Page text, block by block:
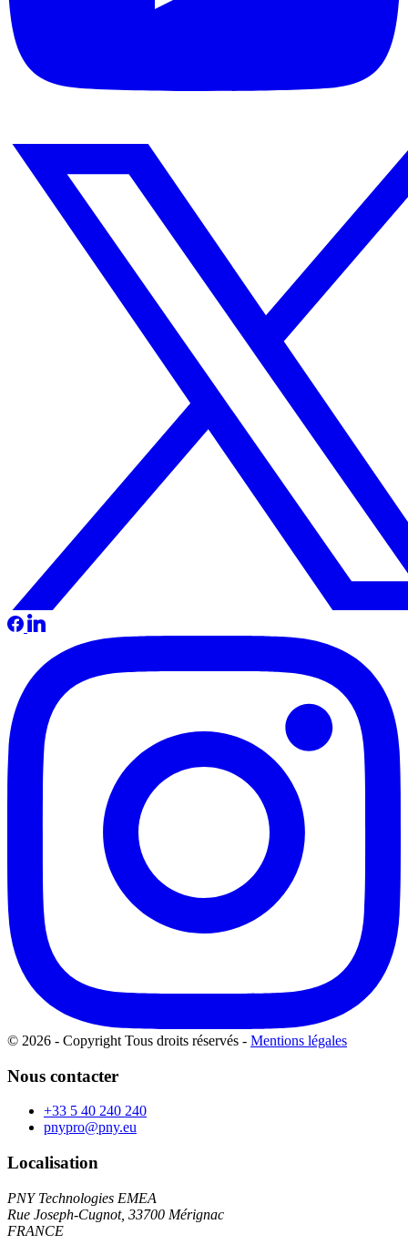
© 2026 - Copyright Tous droits réservés - Mentions légales
Nous contacter
+33 5 40 240 240
pnypro@pny.eu
Localisation
PNY Technologies EMEA
Rue Joseph-Cugnot, 33700 Mérignac
FRANCE